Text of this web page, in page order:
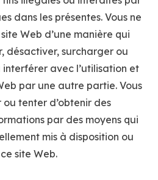
dans les présentes. Vous ne
Web d’une manière qui
désactiver, surcharger ou
avec l’utilisation et
par une autre partie. Vous
tenter d’obtenir des
par des moyens qui
mis à disposition ou
site Web.